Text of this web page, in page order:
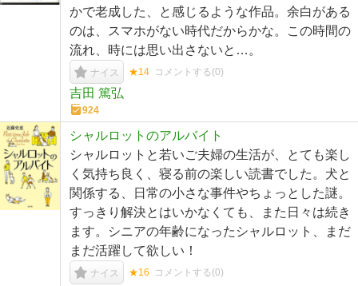
かで老成した、と感じるような作品。余白がある
のは、スマホがない時代だからかな。この時間の
流れ、時には思い出さないと…。
ナイス ★14 コメントする(0)
吉田 篤弘
924
シャルロットのアルバイト
シャルロットと若いご夫婦の生活が、とても楽し
く気持ち良く、寝る前の楽しい読書でした。犬と
関係する、日常の小さな事件やちょっとした謎。
すっきり解決とはいかなくても、また日々は続き
ます。シニアの年齢になったシャルロット、まだ
まだ活躍して欲しい！
ナイス ★16 コメントする(0)